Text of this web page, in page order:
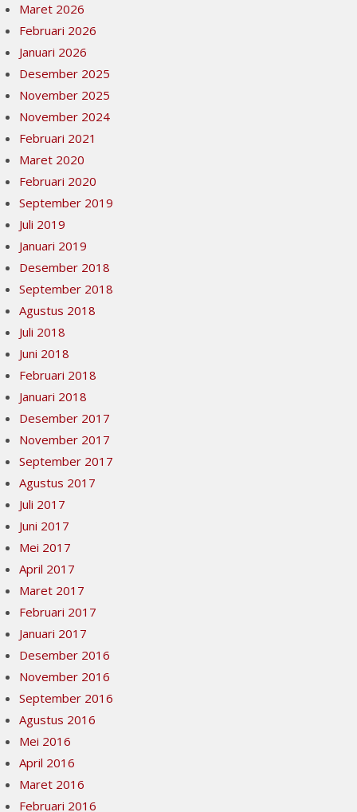
Maret 2026
Februari 2026
Januari 2026
Desember 2025
November 2025
November 2024
Februari 2021
Maret 2020
Februari 2020
September 2019
Juli 2019
Januari 2019
Desember 2018
September 2018
Agustus 2018
Juli 2018
Juni 2018
Februari 2018
Januari 2018
Desember 2017
November 2017
September 2017
Agustus 2017
Juli 2017
Juni 2017
Mei 2017
April 2017
Maret 2017
Februari 2017
Januari 2017
Desember 2016
November 2016
September 2016
Agustus 2016
Mei 2016
April 2016
Maret 2016
Februari 2016